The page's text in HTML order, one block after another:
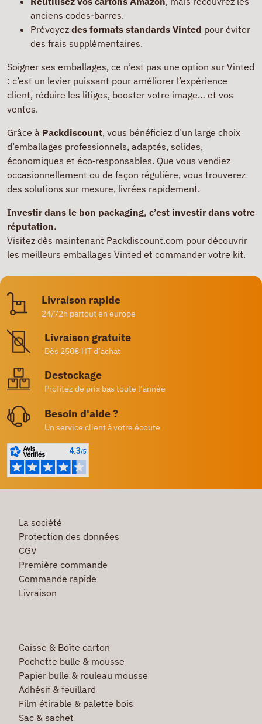
anciens codes-barres.
Prévoyez des formats standards Vinted pour éviter
des frais supplémentaires.
Soigner ses emballages, ce n’est pas une option sur Vinted
: c’est un levier puissant pour améliorer l’expérience
client, réduire les litiges, booster votre image… et vos
ventes.
Grâce à Packdiscount, vous bénéficiez d’un large choix
d’emballages professionnels, adaptés, solides,
économiques et éco‑responsables. Que vous vendiez
occasionnellement ou de façon régulière, vous trouverez
des solutions sur mesure, livrées rapidement.
Investir dans le bon packaging, c’est investir dans votre
réputation.
Visitez dès maintenant Packdiscount.com pour découvrir
les meilleurs emballages Vinted et commander votre kit.
Livraison rapide
24/72h partout en europe
Livraison gratuite
Dès 250€ HT d’achat
Destockage
Profitez de prix bas toute l’année
Besoin d'aide ?
Un service client à votre écoute
La société
Protection des données
CGV
Première commande
Commande rapide
Livraison
Caisse & Boîte carton
Pochette bulle & mousse
Papier bulle & rouleau mousse
Adhésif & feuillard
Film étirable & palette bois
Sac & sachet